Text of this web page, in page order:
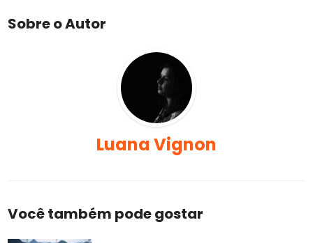
Sobre o Autor
Luana Vignon
Você também pode gostar